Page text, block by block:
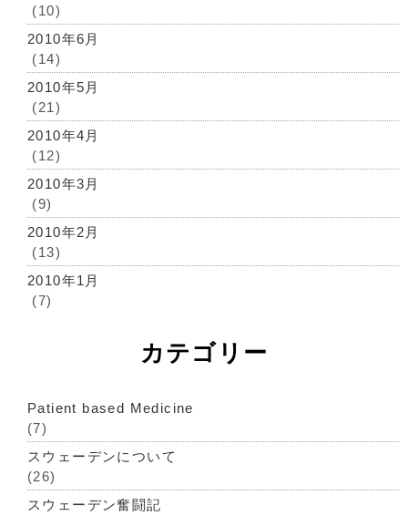
(10)
2010年6月
(14)
2010年5月
(21)
2010年4月
(12)
2010年3月
(9)
2010年2月
(13)
2010年1月
(7)
カテゴリー
Patient based Medicine
(7)
スウェーデンについて
(26)
スウェーデン奮闘記